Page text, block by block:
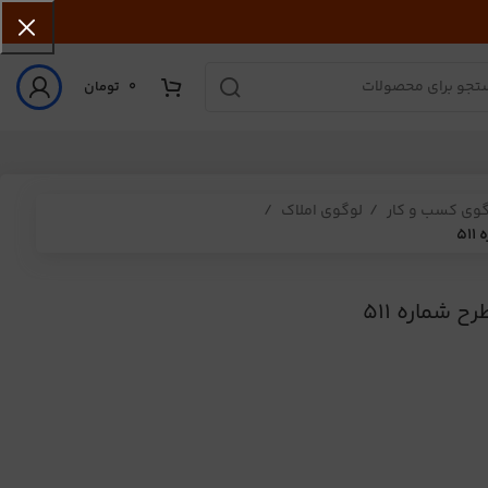
0 تومان
کسب و کار
لوگوی املاک
511